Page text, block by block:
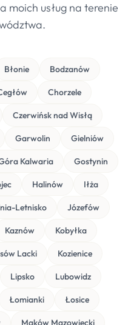
moich usług na terenie
Błonie Bodzanów
Chorzele
Czerwińsk nad Wisłą
Garwolin Gielniów
Kalwaria Gostynin
Halinów Iłża
Letnisko Józefów
Kaznów Kobyłka
Lacki Kozienice
Lipsko Lubowidz
Łomianki Łosice
Maków Mazowiecki